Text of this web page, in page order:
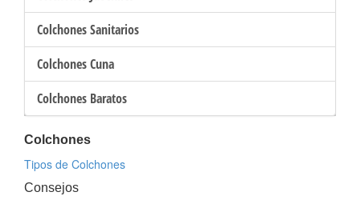
Colchones Sanitarios
Colchones Cuna
Colchones Baratos
Colchones
Tipos de Colchones
Consejos